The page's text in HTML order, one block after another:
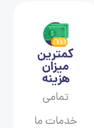
کمترین
میزان
هزینه
تمامی
خدمات ما